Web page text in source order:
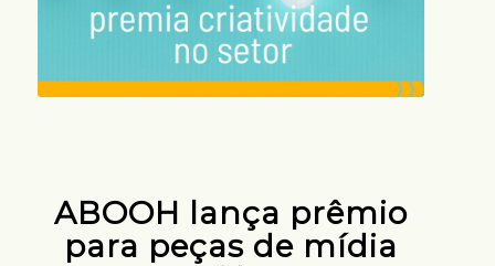
ABOOH lança prêmio
para peças de mídia